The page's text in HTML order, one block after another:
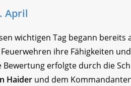
April
wichtigen Tag begann
ihre Fähigkeiten
erfolgte durch die
Haider und dem